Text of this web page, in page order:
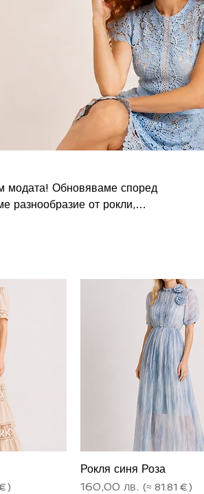
модата! Обновяваме според
разнообразие от рокли,
като тежест за бизнеса.
Рокля синя Роза
Цена
160,00 лв.